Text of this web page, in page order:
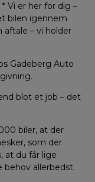
Vi er her for dig –
bilen igennem
aftale – vi holder
Gadeberg Auto
blot et job – det
biler, at der
som der
at du får lige
behov allerbedst.